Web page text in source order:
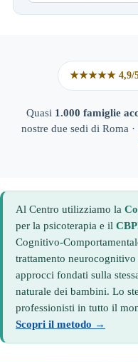
★★★★★ 4,9/5
Quasi 1.000 famiglie
nostre due sedi di Roma
Al Centro utilizziamo la
per la psicoterapia e il
Cognitivo-
trattamento
approcci fondati sulla
naturale dei bambini. Lo
professionisti in tutto il
Scopri il metodo →